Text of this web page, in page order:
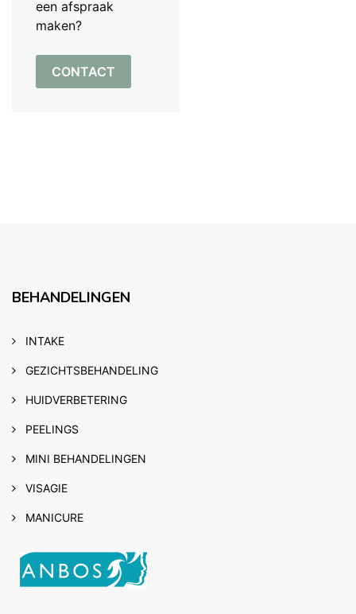
een afspraak
maken?
CONTACT
BEHANDELINGEN
INTAKE
GEZICHTSBEHANDELING
HUIDVERBETERING
PEELINGS
MINI BEHANDELINGEN
VISAGIE
MANICURE